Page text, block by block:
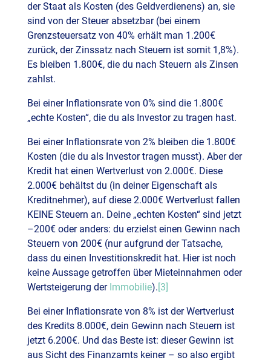
der Staat als Kosten (des Geldverdienens) an, sie
sind von der Steuer absetzbar (bei einem
Grenzsteuersatz von 40% erhält man 1.200€
zurück, der Zinssatz nach Steuern ist somit 1,8%).
Es bleiben 1.800€, die du nach Steuern als Zinsen
zahlst.
Bei einer Inflationsrate von 0% sind die 1.800€
„echte Kosten“, die du als Investor zu tragen hast.
Bei einer Inflationsrate von 2% bleiben die 1.800€
Kosten (die du als Investor tragen musst). Aber der
Kredit hat einen Wertverlust von 2.000€. Diese
2.000€ behältst du (in deiner Eigenschaft als
Kreditnehmer), auf diese 2.000€ Wertverlust fallen
KEINE Steuern an. Deine „echten Kosten“ sind jetzt
–200€ oder anders: du erzielst einen Gewinn nach
Steuern von 200€ (nur aufgrund der Tatsache,
dass du einen Investitionskredit hat. Hier ist noch
keine Aussage getroffen über Mieteinnahmen oder
Wertsteigerung der Immobilie). [3]
Bei einer Inflationsrate von 8% ist der Wertverlust
des Kredits 8.000€, dein Gewinn nach Steuern ist
jetzt 6.200€. Und das Beste ist: dieser Gewinn ist
aus Sicht des Finanzamts keiner – so also ergibt